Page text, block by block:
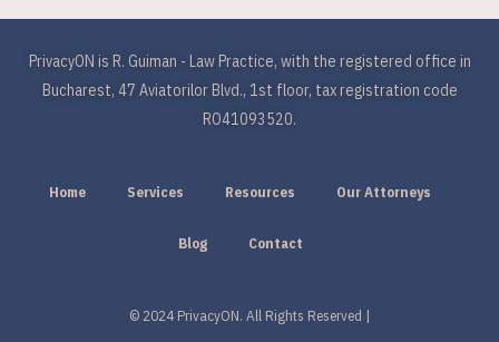
PrivacyON is R. Guiman - Law Practice, with the registered office in
Bucharest, 47 Aviatorilor Blvd., 1st floor, tax registration code
RO41093520.
Home Services Resources Our Attorneys
Blog Contact
© 2024 PrivacyON. All Rights Reserved |